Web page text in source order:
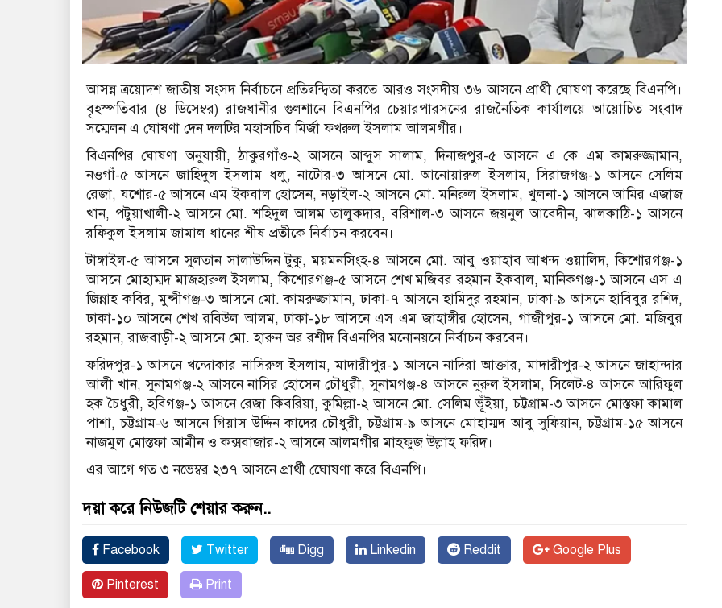
আসন্ন ত্রয়োদশ জাতীয় সংসদ নির্বাচনে প্রতিদ্বন্দ্বিতা করতে আরও সংসদীয় ৩৬ আসনে প্রার্থী ঘোষণা করেছে বিএনপি।
বৃহস্পতিবার (৪ ডিসেম্বর) রাজধানীর গুলশানে বিএনপির চেয়ারপারসনের রাজনৈতিক কার্যালয়ে আয়োচিত সংবাদ
সম্মেলন এ ঘোষণা দেন দলটির মহাসচিব মির্জা ফখরুল ইসলাম আলমগীর।
বিএনপির ঘোষণা অনুযায়ী, ঠাকুরগাঁও-২ আসনে আব্দুস সালাম, দিনাজপুর-৫ আসনে এ কে এম কামরুজ্জামান,
নওগাঁ-৫ আসনে জাহিদুল ইসলাম ধলু, নাটোর-৩ আসনে মো. আনোয়ারুল ইসলাম, সিরাজগঞ্জ-১ আসনে সেলিম
রেজা, যশোর-৫ আসনে এম ইকবাল হোসেন, নড়াইল-২ আসনে মো. মনিরুল ইসলাম, খুলনা-১ আসনে আমির এজাজ
খান, পটুয়াখালী-২ আসনে মো. শহিদুল আলম তালুকদার, বরিশাল-৩ আসনে জয়নুল আবেদীন, ঝালকাঠি-১ আসনে
রফিকুল ইসলাম জামাল ধানের শীষ প্রতীকে নির্বাচন করবেন।
টাঙ্গাইল-৫ আসনে সুলতান সালাউদ্দিন টুকু, ময়মনসিংহ-৪ আসনে মো. আবু ওয়াহাব আখন্দ ওয়ালিদ, কিশোরগঞ্জ-১
আসনে মোহাম্মদ মাজহারুল ইসলাম, কিশোরগঞ্জ-৫ আসনে শেখ মজিবর রহমান ইকবাল, মানিকগঞ্জ-১ আসনে এস এ
জিন্নাহ কবির, মুন্সীগঞ্জ-৩ আসনে মো. কামরুজ্জামান, ঢাকা-৭ আসনে হামিদুর রহমান, ঢাকা-৯ আসনে হাবিবুর রশিদ,
ঢাকা-১০ আসনে শেখ রবিউল আলম, ঢাকা-১৮ আসনে এস এম জাহাঙ্গীর হোসেন, গাজীপুর-১ আসনে মো. মজিবুর
রহমান, রাজবাড়ী-২ আসনে মো. হারুন অর রশীদ বিএনপির মনোনয়নে নির্বাচন করবেন।
ফরিদপুর-১ আসনে খন্দোকার নাসিরুল ইসলাম, মাদারীপুর-১ আসনে নাদিরা আক্তার, মাদারীপুর-২ আসনে জাহান্দার
আলী খান, সুনামগঞ্জ-২ আসনে নাসির হোসেন চৌধুরী, সুনামগঞ্জ-৪ আসনে নুরুল ইসলাম, সিলেট-৪ আসনে আরিফুল
হক চৈধুরী, হবিগঞ্জ-১ আসনে রেজা কিবরিয়া, কুমিল্লা-২ আসনে মো. সেলিম ভূঁইয়া, চট্টগ্রাম-৩ আসনে মোস্তফা কামাল
পাশা, চট্টগ্রাম-৬ আসনে গিয়াস উদ্দিন কাদের চৌধুরী, চট্টগ্রাম-৯ আসনে মোহাম্মদ আবু সুফিয়ান, চট্টগ্রাম-১৫ আসনে
নাজমুল মোস্তফা আমীন ও কক্সবাজার-২ আসনে আলমগীর মাহফুজ উল্লাহ ফরিদ।
এর আগে গত ৩ নভেম্বর ২৩৭ আসনে প্রার্থী ঘেোষণা করে বিএনপি।
দয়া করে নিউজটি শেয়ার করুন..
Facebook Twitter Digg Linkedin Reddit Google Plus
Pinterest Print